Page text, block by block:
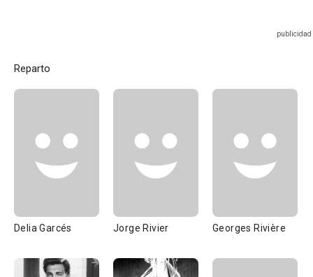
Reparto
Delia Garcés Jorge Rivier Georges Rivière